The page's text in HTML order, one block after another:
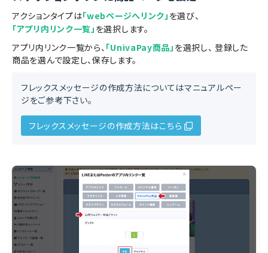
アクションタイプは「webページへリンク」 を選び、
「アプリ内リンク一覧」 を選択します。
アプリ内リンク一覧から、 「UnivaPay商品」 を選択し、 登録した
商品を選んで設定し、保存します。
フレックスメッセージの作成方法についてはマニュアルペー
ジをご参考下さい。
フレックスメッセージの作成方法はこちら